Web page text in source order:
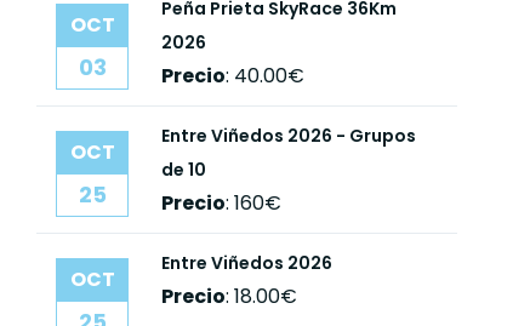
OCT
03
Peña Prieta SkyRace 36Km
2026
Precio: 40.00€
OCT
25
Entre Viñedos 2026 - Grupos
de 10
Precio: 160€
OCT
Entre Viñedos 2026
Precio: 18.00€